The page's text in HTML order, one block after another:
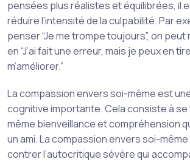
pensées plus réalistes et équilibrées, il
réduire l’intensité de la culpabilité. Par
penser “Je me trompe toujours”, on
en “J’ai fait une erreur, mais je peux en
m’améliorer.”
La compassion envers soi-même est
cognitive importante. Cela consiste à se
même bienveillance et compréhension
un ami. La compassion envers soi-
contrer l’autocritique sévère qui